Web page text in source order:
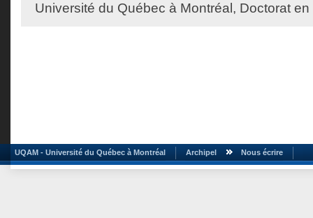
Université du Québec à Montréal, Doctorat
UQAM - Université du Québec à Montréal Archipel Nous écrire